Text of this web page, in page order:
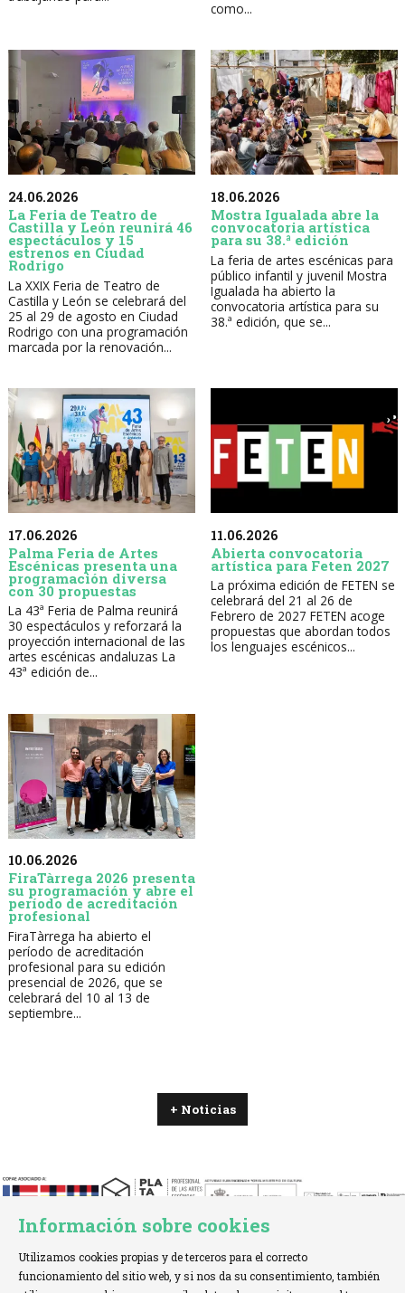
como...
24.06.2026
La Feria de Teatro de
Castilla y León reunirá 46
espectáculos y 15
estrenos en Ciudad
Rodrigo
La XXIX Feria de Teatro de
Castilla y León se celebrará del
25 al 29 de agosto en Ciudad
Rodrigo con una programación
marcada por la renovación...
18.06.2026
Mostra Igualada abre la
convocatoria artística
para su 38.ª edición
La feria de artes escénicas para
público infantil y juvenil Mostra
Igualada ha abierto la
convocatoria artística para su
38.ª edición, que se...
17.06.2026
Palma Feria de Artes
Escénicas presenta una
programación diversa
con 30 propuestas
La 43ª Feria de Palma reunirá
30 espectáculos y reforzará la
proyección internacional de las
artes escénicas andaluzas La
43ª edición de...
11.06.2026
Abierta convocatoria
artística para Feten 2027
La próxima edición de FETEN se
celebrará del 21 al 26 de
Febrero de 2027 FETEN acoge
propuestas que abordan todos
los lenguajes escénicos...
10.06.2026
FiraTàrrega 2026 presenta
su programación y abre el
período de acreditación
profesional
FiraTàrrega ha abierto el
período de acreditación
profesional para su edición
presencial de 2026, que se
celebrará del 10 al 13 de
septiembre...
+ Noticias
Información sobre cookies
Utilizamos cookies propias y de terceros para el correcto
funcionamiento del sitio web, y si nos da su consentimiento, también